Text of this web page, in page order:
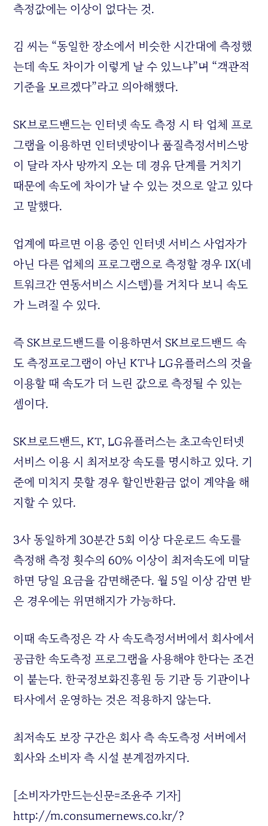
측정값에는 이상이 없다는 것.
김 씨는 “동일한 장소에서 비슷한 시간대에 측정했
는데 속도 차이가 이렇게 날 수 있느냐”며 “객관적
기준을 모르겠다”라고 의아해했다.
SK브로드밴드는 인터넷 속도 측정 시 타 업체 프로
그램을 이용하면 인터넷망이나 품질측정서비스망
이 달라 자사 망까지 오는 데 경유 단계를 거치기
때문에 속도에 차이가 날 수 있는 것으로 알고 있다
고 말했다.
업계에 따르면 이용 중인 인터넷 서비스 사업자가
아닌 다른 업체의 프로그램으로 측정할 경우 IX(네
트워크간 연동서비스 시스템)를 거치다 보니 속도
가 느려질 수 있다.
즉 SK브로드밴드를 이용하면서 SK브로드밴드 속
도 측정프로그램이 아닌 KT나 LG유플러스의 것을
이용할 때 속도가 더 느린 값으로 측정될 수 있는
셈이다.
SK브로드밴드, KT, LG유플러스는 초고속인터넷
서비스 이용 시 최저보장 속도를 명시하고 있다. 기
준에 미치지 못할 경우 할인반환금 없이 계약을 해
지할 수 있다.
3사 동일하게 30분간 5회 이상 다운로드 속도를
측정해 측정 횟수의 60% 이상이 최저속도에 미달
하면 당일 요금을 감면해준다. 월 5일 이상 감면 받
은 경우에는 위면해지가 가능하다.
이때 속도측정은 각 사 속도측정서버에서 회사에서
공급한 속도측정 프로그램을 사용해야 한다는 조건
이 붙는다. 한국정보화진흥원 등 기관 등 기관이나
타사에서 운영하는 것은 적용하지 않는다.
최저속도 보장 구간은 회사 측 속도측정 서버에서
회사와 소비자 측 시설 분계점까지다.
[소비자가만드는신문=조윤주 기자]
http://m.consumernews.co.kr/?